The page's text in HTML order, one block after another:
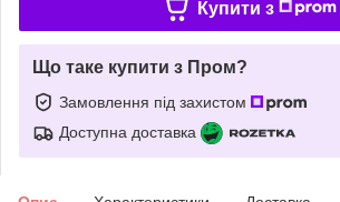
Купити з
Що таке купити з Пром?
Замовлення під захистом
Доступна доставка